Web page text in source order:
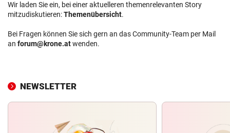
Wir laden Sie ein, bei einer aktuelleren themenrelevanten Story
mitzudiskutieren:Themenübersicht.
Bei Fragen können Sie sich gern an das Community-Team per Mail
an forum@krone.atwenden.
NEWSLETTER